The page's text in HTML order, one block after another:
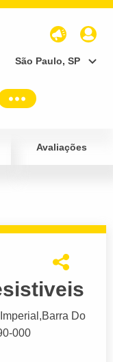
São Paulo, SP
Avaliações
Barra Do
000